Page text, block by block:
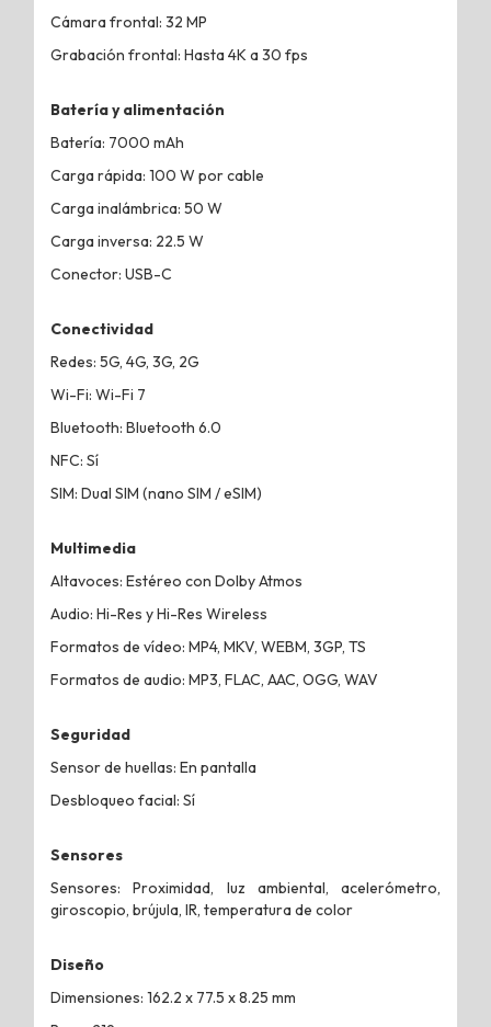
Cámara frontal: 32 MP
Grabación frontal: Hasta 4K a 30 fps
Batería y alimentación
Batería: 7000 mAh
Carga rápida: 100 W por cable
Carga inalámbrica: 50 W
Carga inversa: 22.5 W
Conector: USB-C
Conectividad
Redes: 5G, 4G, 3G, 2G
Wi-Fi: Wi-Fi 7
Bluetooth: Bluetooth 6.0
NFC: Sí
SIM: Dual SIM (nano SIM / eSIM)
Multimedia
Altavoces: Estéreo con Dolby Atmos
Audio: Hi-Res y Hi-Res Wireless
Formatos de vídeo: MP4, MKV, WEBM, 3GP, TS
Formatos de audio: MP3, FLAC, AAC, OGG, WAV
Seguridad
Sensor de huellas: En pantalla
Desbloqueo facial: Sí
Sensores
Sensores: Proximidad, luz ambiental, acelerómetro,
giroscopio, brújula, IR, temperatura de color
Diseño
Dimensiones: 162.2 x 77.5 x 8.25 mm